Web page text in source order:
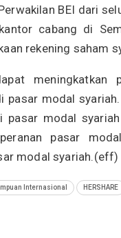
BEI dari
cabang di
rekening saham
pasar modal
pasar modal
pasar
modal syariah.(eff)
Internasional HERSHARE